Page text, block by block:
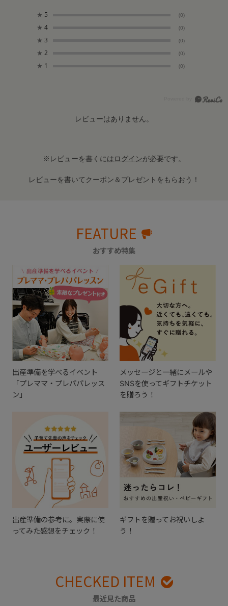
★ 5 (0)
★ 4 (0)
★ 3 (0)
★ 2 (0)
★ 1 (0)
レビューはありません。
※レビューを書くにはログインが必要です。
レビューを書いてクーポン＆プレゼントをもらおう！
FEATURE
おすすめ特集
出産準備を学べるイベント
「プレママ・プレパパレッス
ン」
メッセージと一緒にメールや
SNSを使ってギフトチケット
を贈ろう！
出産準備の参考に。実際に使
ってみた感想をチェック！
ギフトを贈ってお祝いしよ
う！
CHECKED ITEM
最近見た商品